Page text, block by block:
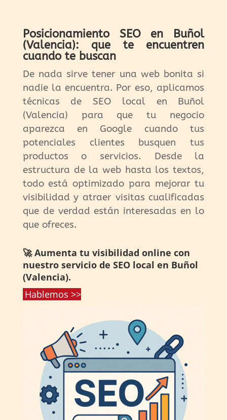
Posicionamiento SEO en Buñol
(Valencia): que te encuentren
cuando te buscan
De nada sirve tener una web bonita si
nadie la encuentra. Por eso, aplicamos
técnicas de SEO local en Buñol
(Valencia) para que tu negocio
aparezca en Google cuando tus
potenciales clientes busquen tus
productos o servicios. Desde la
estructura de la web hasta los textos,
todo está optimizado para mejorar tu
visibilidad y atraer visitas cualificadas
que de verdad están interesadas en lo
que ofreces.
🚀 Aumenta tu visibilidad online con
nuestro servicio de SEO local en Buñol
(Valencia).
Hablemos >>